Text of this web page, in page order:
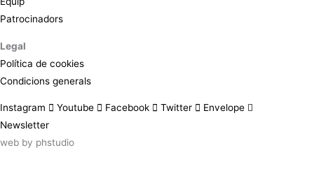
Patrocinadors
Legal
Política de cookies
Condicions generals
Instagram Youtube Facebook Twitter
Envelope
Newsletter
web by phstudio